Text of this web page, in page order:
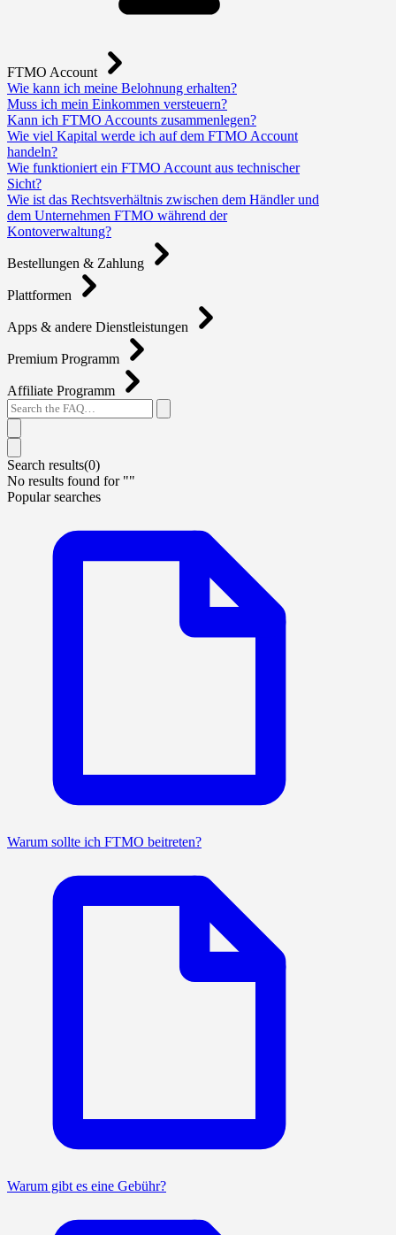
FTMO Account
Wie kann ich meine Belohnung erhalten?
Muss ich mein Einkommen versteuern?
Kann ich FTMO Accounts zusammenlegen?
Wie viel Kapital werde ich auf dem FTMO Account
handeln?
Wie funktioniert ein FTMO Account aus technischer
Sicht?
Wie ist das Rechtsverhältnis zwischen dem Händler und
dem Unternehmen FTMO während der
Kontoverwaltung?
Bestellungen & Zahlung
Plattformen
Apps & andere Dienstleistungen
Premium Programm
Affiliate Programm
Search results(0)
No results found for ""
Popular searches
Warum sollte ich FTMO beitreten?
Warum gibt es eine Gebühr?